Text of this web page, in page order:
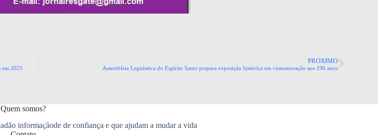
em 2025
PRÓXIMO
Assembleia Legislativa do Espírito Santo prepara exposição histórica em comemoração aos 190 anos
Quem somos?
informaçãode de confiança e que ajudam a mudar a vida